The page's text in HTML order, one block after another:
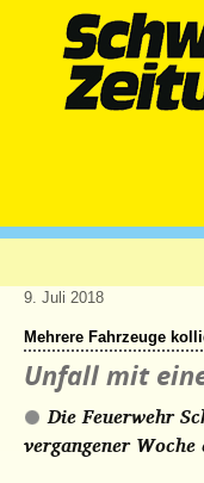
9. Juli 2018
Mehrere Fahrzeuge
Unfall mit
Die Feuerwehr
vergangener